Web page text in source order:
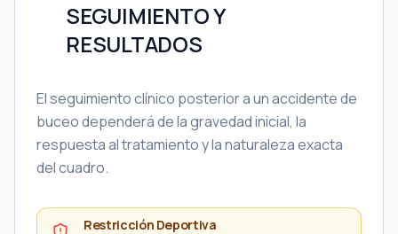
SEGUIMIENTO Y
RESULTADOS
El seguimiento clínico posterior a un accidente de
buceo dependerá de la gravedad inicial, la
respuesta al tratamiento y la naturaleza exacta
del cuadro.
Restricción Deportiva